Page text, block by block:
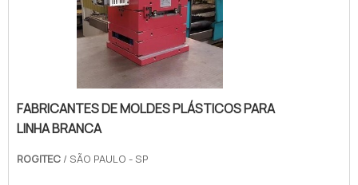
moldes para plásticos.A util.
FABRICANTES DE MOLDES PLÁSTICOS PARA
LINHA BRANCA
ROGITEC / SÃO PAULO - SP